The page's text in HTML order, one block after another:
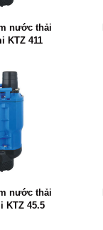
nước thải
KTZ 411
nước thải
KTZ 45.5